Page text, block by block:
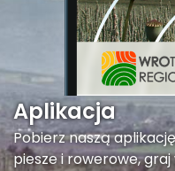
Aplikacja
Pobierz naszą
piesze i rowerowe,